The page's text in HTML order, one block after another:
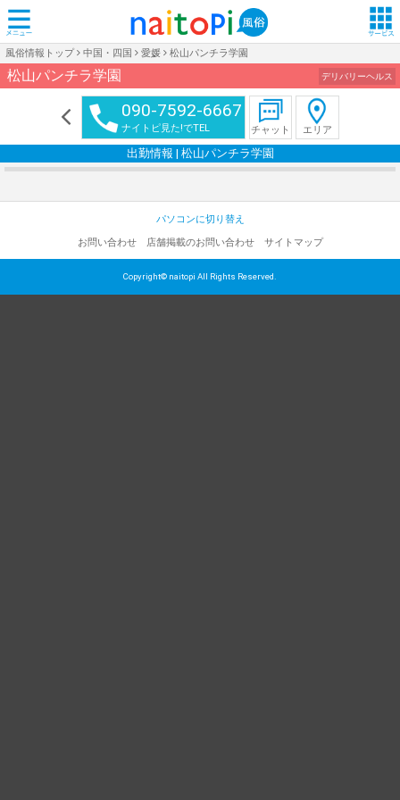
風俗情報トップ 中国・四国 愛媛 松山パンチラ学園
デリバリーヘルス
松山パンチラ学園
090-7592-6667
ナイトピ見た!でTEL チャット エリア
出勤情報 | 松山パンチラ学園
パソコンに切り替え
お問い合わせ 店舗掲載のお問い合わせ サイトマップ
Copyright© naitopi All Rights Reserved.